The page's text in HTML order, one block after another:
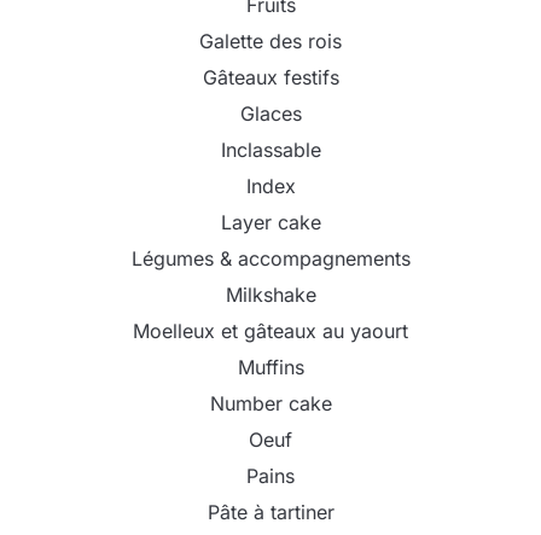
Fruits
Galette des rois
Gâteaux festifs
Glaces
Inclassable
Index
Layer cake
Légumes & accompagnements
Milkshake
Moelleux et gâteaux au yaourt
Muffins
Number cake
Oeuf
Pains
Pâte à tartiner